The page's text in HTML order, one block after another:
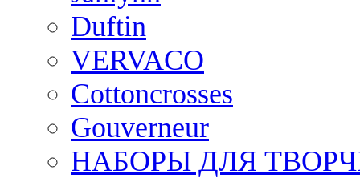
Duftin
VERVACO
Cottoncrosses
Gouverneur
НАБОРЫ ДЛЯ